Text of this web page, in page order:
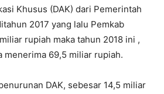
Khusus (DAK) dari Pemerintah
2017 yang lalu Pemkab
rupiah maka tahun 2018 ini ,
menerima 69,5 miliar rupiah.
DAK, sebesar 14,5 miliar